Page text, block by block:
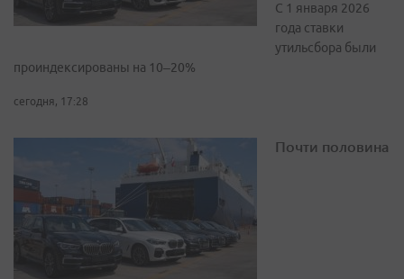
С 1 января 2026
года ставки
утильсбора были
проиндексированы на 10–20%
сегодня, 17:28
Почти половина